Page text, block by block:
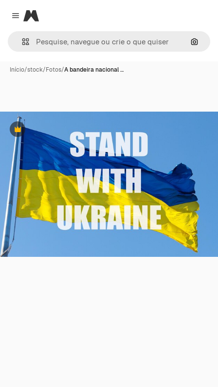
Close menu
Magnific
Início/stock/Fotos/A bandeira nacional …
Premium